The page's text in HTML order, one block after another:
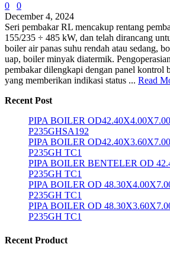
0
0
December 4, 2024
Seri pembakar RL mencakup rentang
155/235 ÷ 485 kW, dan telah dirancang
boiler air panas suhu rendah atau sedang,
uap, boiler minyak diatermik.
pembakar dilengkapi dengan panel kontrol
yang memberikan indikasi status ... Read
Recent Post
PIPA BOILER
P235GHSA192
PIPA BOILER
P235GH TC1
PIPA BOILER BENTELER OD
P235GH TC1
PIPA BOILER OD
P235GH TC1
PIPA BOILER OD
P235GH TC1
Recent Product